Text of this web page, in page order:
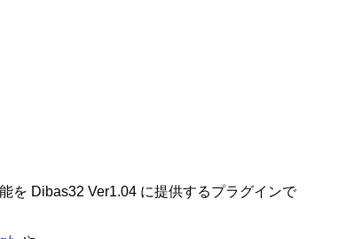
を Dibas32 Ver1.04 に提供するプラグインで